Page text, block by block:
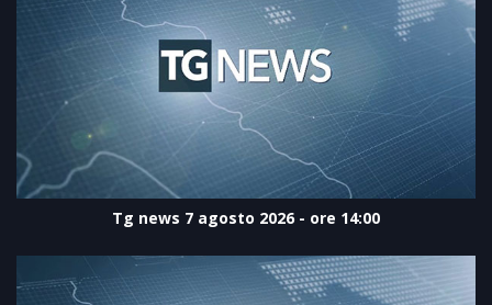
Tg news 7 agosto 2026 - ore 14:00